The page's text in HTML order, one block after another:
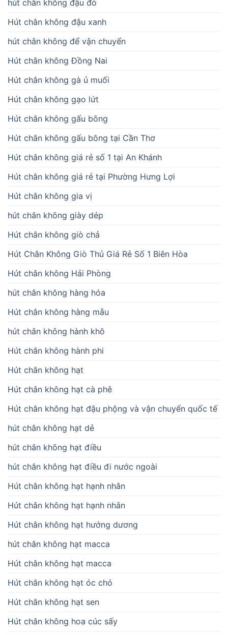
hút chân không đậu đỏ
Hút chân không đậu xanh
hút chân không để vận chuyển
Hút chân không Đồng Nai
Hút chân không gà ủ muối
Hút chân không gạo lứt
Hút chân không gấu bông
Hút chân không gấu bông tại Cần Thơ
Hút chân không giá rẻ số 1 tại An Khánh
Hút chân không giá rẻ tại Phường Hưng Lợi
Hút chân không gia vị
hút chân không giày dép
Hút chân không giò chả
Hút Chân Không Giò Thủ Giá Rẻ Số 1 Biên Hòa
Hút chân không Hải Phòng
hút chân không hàng hóa
Hút chân không hàng mẫu
hút chân không hành khô
Hút chân không hành phi
Hút chân không hạt
Hút chân không hạt cà phê
Hút chân không hạt đậu phộng và vận chuyển quốc tế
hút chân không hạt dẻ
hút chân không hạt điều
hút chân không hạt điều đi nước ngoài
Hút chân không hạt hạnh nhân
Hút chân không hạt hạnh nhân
Hút chân không hạt hướng dương
hút chân không hạt macca
Hút chân không hạt macca
Hút chân không hạt óc chó
Hút chân không hạt sen
Hút chân không hoa cúc sấy